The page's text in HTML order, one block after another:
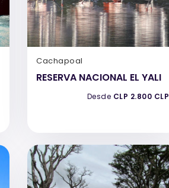
Cachapoal
RESERVA NACIONAL EL YALI
Desde CLP 2.800 CLP